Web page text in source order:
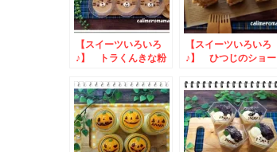
【スイーツいろいろ
♪】 トラくんきな粉
【スイーツいろいろ
♪】 ひつじのショー